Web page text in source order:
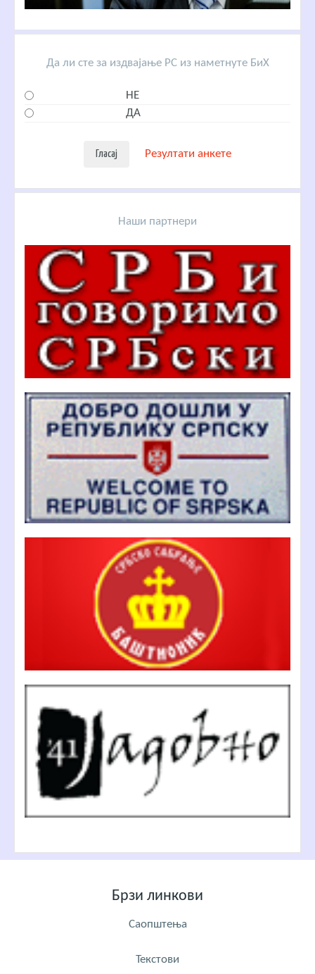
Да ли сте за издвајање РС из наметнуте БиХ
НЕ
ДА
Резултати анкете
Наши партнери
Брзи линкови
Саопштења
Текстови